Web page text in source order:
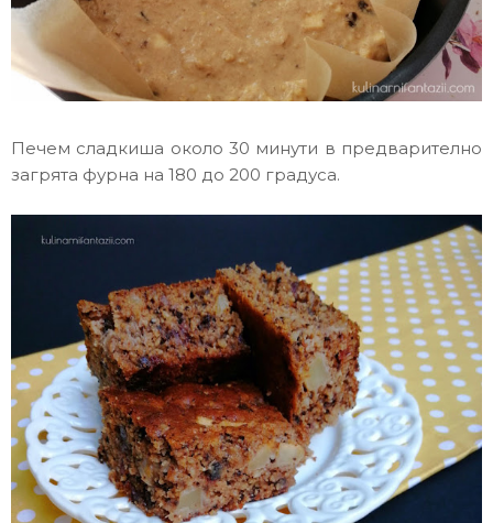
Печем сладкиша около 30 минути в предварително
загрята фурна на 180 до 200 градуса.